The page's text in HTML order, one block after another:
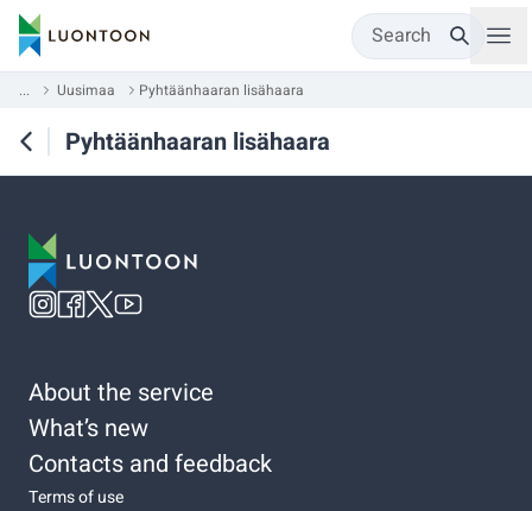
Search
... Uusimaa Pyhtäänhaaran lisähaara
Pyhtäänhaaran lisähaara
About the service
What’s new
Contacts and feedback
Terms of use